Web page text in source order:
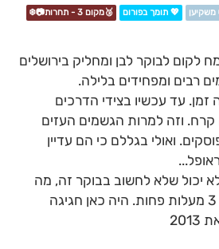
💖 תומך בפורום 🥉מקום 3 - תחרות📷❄️
לקום לבוקר לבן ומחליק בירושלים
רבים ומפחידים בלילה.
זמן. עד עכשיו בצידי הדרכים
קרח. וזה למרות הגשמים העזים
ואולי בגללם כי הם עדיין
יכול שלא לחשוב בבוקר זה, מה
היה קורה אם היו סה''כ 3 מעלות פחות. היה כאן חגיגה